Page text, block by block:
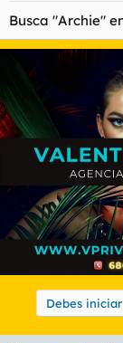
Busca "Archie"
Debes